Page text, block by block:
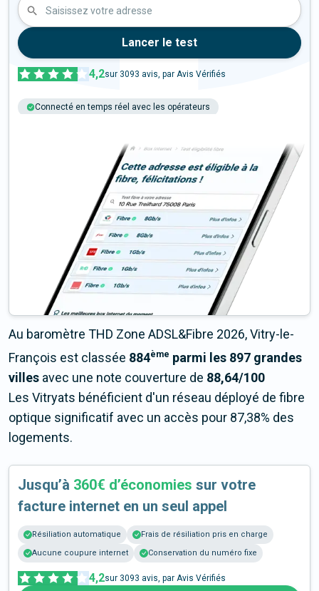
Saisissez votre adresse
Lancer le test
4,2sur 3093 avis, par Avis Vérifiés
Connecté en temps réel avec les opérateurs
Au baromètre THD Zone ADSL&Fibre 2026, Vitry-le-
François est classée 884ème parmi les 897 grandes
villes avec une note couverture de 88,64/100
Les Vitryats bénéficient d'un réseau déployé de fibre
optique significatif avec un accès pour 87,38% des
logements.
Jusqu’à 360€ d’économies sur votre
facture internet en un seul appel
Résiliation automatique
Frais de résiliation pris en charge
Aucune coupure internet
Conservation du numéro fixe
4,2sur 3093 avis, par Avis Vérifiés